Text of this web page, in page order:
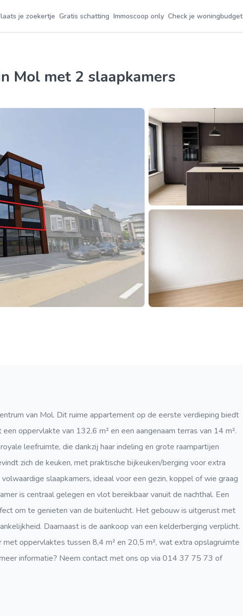
je zoekertje Gratis schatting Immoscoop only Check je woningbudget
Mol met 2 slaapkamers
van Mol. Dit ruime appartement op de eerste verdieping biedt
oppervlakte van 132,6 m² en een aangenaam terras van 14 m².
leefruimte, die dankzij haar indeling en grote raampartijen
zich de keuken, met praktische bijkeuken/berging voor extra
slaapkamers, ideaal voor een gezin, koppel of wie graag
is centraal gelegen en vlot bereikbaar vanuit de nachthal. Een
om te genieten van de buitenlucht. Het gebouw is uitgerust met
Daarnaast is de aankoop van een kelderberging verplicht.
met oppervlaktes tussen 8,4 m² en 20,5 m², wat extra opslagruimte
informatie? Neem contact met ons op via 014 37 75 73 of